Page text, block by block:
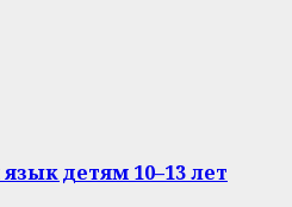
детям 10–13 лет